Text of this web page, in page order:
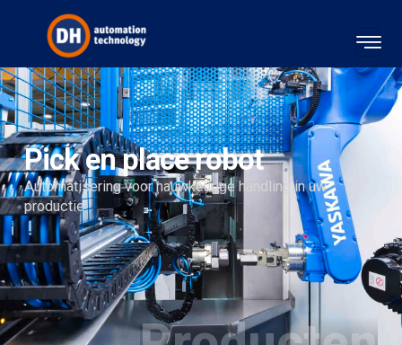
Pick en place robot
Automatisering voor nauwkeurige handling in uw
productie